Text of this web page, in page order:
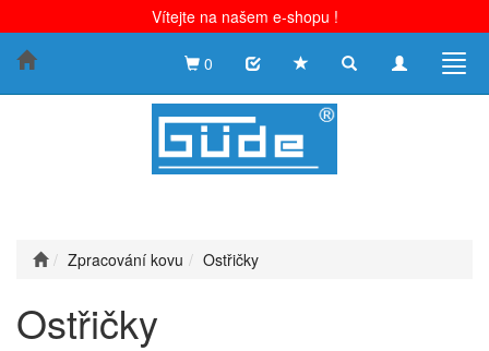
Vítejte na našem e-shopu !
Toggle
Toggle
0
Zpracování kovu Ostřičky
Ostřičky